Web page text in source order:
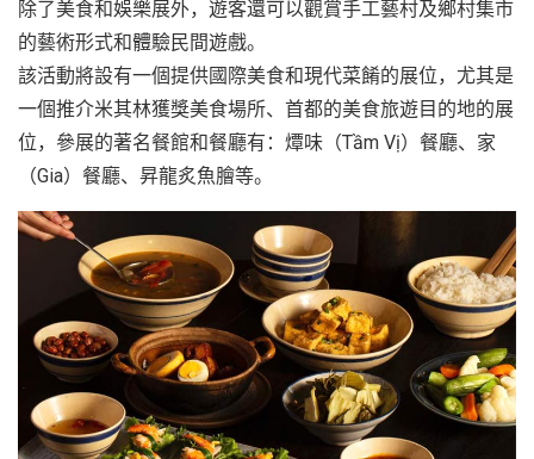
除了美食和娛樂展外，遊客還可以觀賞手工藝村及鄉村集市
的藝術形式和體驗民間遊戲。
該活動將設有一個提供國際美食和現代菜餚的展位，尤其是
一個推介米其林獲獎美食場所、首都的美食旅遊目的地的展
位，參展的著名餐館和餐廳有：燂味（Tầm Vị）餐廳、家
（Gia）餐廳、昇龍炙魚膾等。